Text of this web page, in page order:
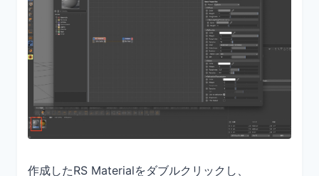
作成したRS Materialをダブルクリックし、